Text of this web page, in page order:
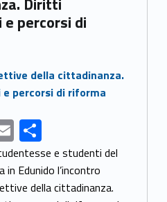
percorsi di
E
m
ai
S
h
ar
e studenti del
in Edunido l’incontro
della cittadinanza.